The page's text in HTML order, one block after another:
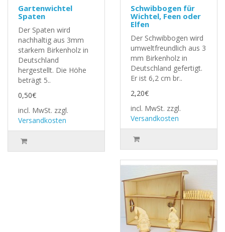
Gartenwichtel
Spaten
Der Spaten wird
nachhaltig aus 3mm
starkem Birkenholz in
Deutschland
hergestellt. Die Höhe
beträgt 5..
0,50€
incl. MwSt. zzgl.
Versandkosten
Schwibbogen für
Wichtel, Feen oder
Elfen
Der Schwibbogen wird
umweltfreundlich aus 3
mm Birkenholz in
Deutschland gefertigt.
Er ist 6,2 cm br..
2,20€
incl. MwSt. zzgl.
Versandkosten